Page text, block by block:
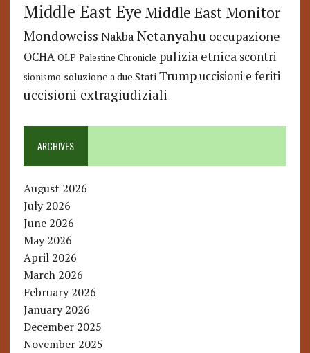
Middle East Eye Middle East Monitor
Mondoweiss Nakba Netanyahu occupazione
OCHA OLP Palestine Chronicle pulizia etnica scontri
sionismo soluzione a due Stati Trump uccisioni e feriti
uccisioni extragiudiziali
ARCHIVES
August 2026
July 2026
June 2026
May 2026
April 2026
March 2026
February 2026
January 2026
December 2025
November 2025